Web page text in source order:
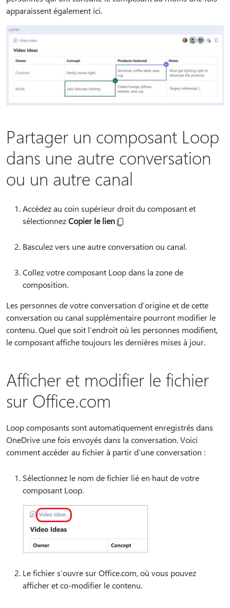
apparaissent également ici.
Partager un composant Loop
dans une autre conversation
ou un autre canal
Accédez au coin supérieur droit du composant et
sélectionnezCopier le lien
Basculez vers une autre conversation ou canal.
Collez votre composant Loop dans la zone de
composition.
Les personnes de votre conversation d’origine et de cette
conversation ou canal supplémentaire pourront modifier le
contenu. Quel que soit l’endroit où les personnes modifient,
le composant affiche toujours les dernières mises à jour.
Afficher et modifier le fichier
sur Office.com
Loop composants sont automatiquement enregistrés dans
OneDrive une fois envoyés dans la conversation. Voici
comment accéder au fichier à partir d’une conversation :
Sélectionnez le nom de fichier lié en haut de votre
composant Loop.
Le fichier s’ouvre sur Office.com, où vous pouvez
afficher et co-modifier le contenu.